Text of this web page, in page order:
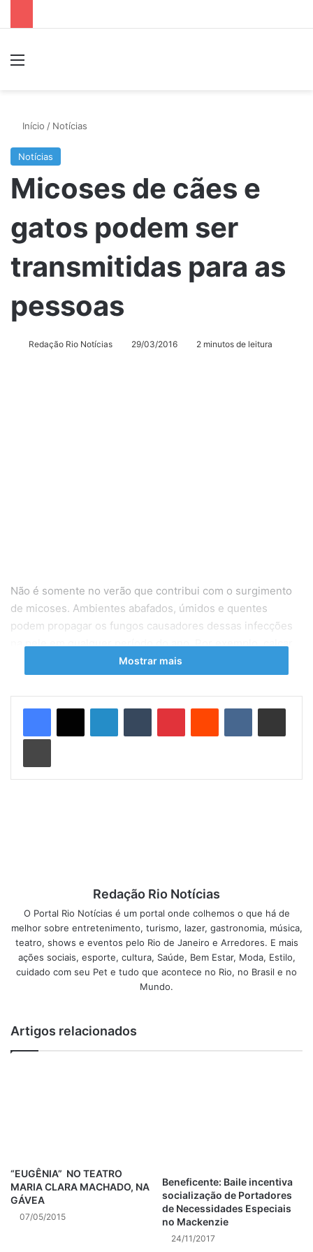
Início / Notícias
Notícias
Micoses de cães e
gatos podem ser
transmitidas para as
pessoas
Redação Rio Notícias 29/03/2016 2 minutos de leitura
Não é somente no verão que contribui com o surgimento
de micoses. Ambientes abafados, úmidos e quentes
podem propagar os fungos causadores dessas infecções
meias e sapatos sem secar muito bem os pés, pode
desencadear um quadro de micose na pele ou nas
próprias unhas.
de micose que se desenvolve nos cachorros é a Tinha,
causada pelo fungo Microsporum Canis, que pode ser
corpo ou ausência de pelos em regiões específicas podem
indicar a presença de micoses. Nesses casos, é essencial
levar o animal para uma consulta com um veterinário para
que ele confirme a existência da micose e prescreva o
tratamento ideal.
Vale lembrar que, assim como nas pessoas, os fungos se
imunológico não está fortalecido, por isso, tanto médicos
aumentar as chances de erradicar o problema é iniciar um
tratamento assim que a micose for percebida.
É importante, também, utilizar o medicamento adequado,
que pode ser tópico (como uma pomada) ou via oral e deve
Mostrar mais
Redação Rio Notícias
O Portal Rio Notícias é um portal onde colhemos o que há de
melhor sobre entretenimento, turismo, lazer, gastronomia, música,
teatro, shows e eventos pelo Rio de Janeiro e Arredores. E mais
ações sociais, esporte, cultura, Saúde, Bem Estar, Moda, Estilo,
cuidado com seu Pet e tudo que acontece no Rio, no Brasil e no
Mundo.
Artigos relacionados
“EUGÊNIA” NO TEATRO
MARIA CLARA MACHADO, NA
GÁVEA
07/05/2015
Beneficente: Baile incentiva
socialização de Portadores
de Necessidades Especiais
no Mackenzie
24/11/2017